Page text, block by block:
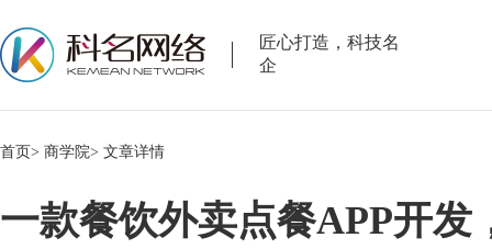
匠心打造，科技名
企
首页> 商学院> 文章详情
一款餐饮外卖点餐APP开发